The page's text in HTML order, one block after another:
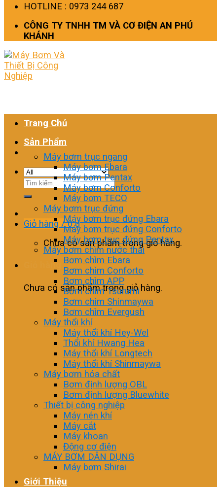
HOTLINE : 0973 244 687
CÔNG TY TNHH TM VÀ CƠ ĐIỆN AN PHÚ
KHÁNH
Tìm
Giỏ hàng /0₫
Chưa có sản phẩm trong giỏ hàng.
Giỏ hàng
Chưa có sản phẩm trong giỏ hàng.
Trang Chủ
Sản Phẩm
Máy bơm trục ngang
Máy bơm Ebara
Máy bơm Pentax
Máy bơm Conforto
Máy bơm TECO
Máy bơm trục đứng
Máy bơm trục đứng Ebara
Máy bơm trục đứng Conforto
Máy bơm trục đứng Pentax
Máy bơm chìm nước thải
Bơm chìm Ebara
Bơm chìm Conforto
Bơm chìm APP
Bơm chìm Tsurumi
Bơm chìm Shinmaywa
Bơm chìm Evergush
Máy thổi khí
Máy thổi khí Hey-Wel
Thổi khí Hwang Hea
Máy thổi khí Longtech
Máy thổi khí Shinmaywa
Máy bơm hóa chất
Bơm định lượng OBL
Bơm định lượng Bluewhite
Thiết bị công nghiệp
Máy nén khí
Máy cắt
Máy khoan
Động cơ điện
MÁY BƠM DÂN DỤNG
Máy bơm Shirai
Giới Thiệu